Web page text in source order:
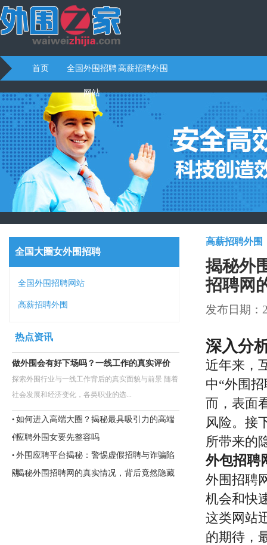
首页 全国外围招聘
网站
高薪招聘外围
全国大圈女外围招聘
全国外围招聘网站
高薪招聘外围
热点资讯
做外围会有好下场吗？一线工作的真实评价
探索外围行业与一线工作背后的真实面貌与前景 随着
社会发展和经济变化，各类职业的选...
• 如何进入高端大圈？揭秘最具吸引力的高端
伴
•应聘外围女要先整容吗
• 外围应聘平台揭秘：警惕虚假招聘与诈骗陷
阱
•揭秘外围招聘网的真实情况，背后竟然隐藏
高薪招聘外围
揭秘外
招聘网
发布日期：
深入分
近年来，
中“外围
而，表面
风险。接
所带来的
外包招聘
外围招聘
机会和快
这类网站
的期待，